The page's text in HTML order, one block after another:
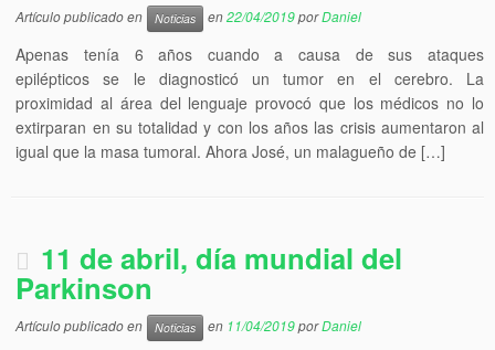
Artículo publicado en Noticias en22/04/2019porDaniel
Apenas tenía 6 años cuando a causa de sus ataques
epilépticos se le diagnosticó un tumor en el cerebro. La
proximidad al área del lenguaje provocó que los médicos no lo
extirparan en su totalidad y con los años las crisis aumentaron al
igual que la masa tumoral. Ahora José, un malagueño de […]
11 de abril, día mundial del
Parkinson
Artículo publicado en Noticias en 11/04/2019porDaniel